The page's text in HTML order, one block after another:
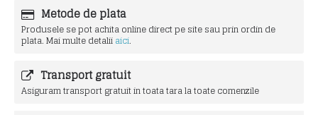
Metode de plata
Produsele se pot achita online direct pe site sau prin ordin de
plata. Mai multe detaliiaici.
Transport gratuit
Asiguram transport gratuit in toata tara la toate comenzile